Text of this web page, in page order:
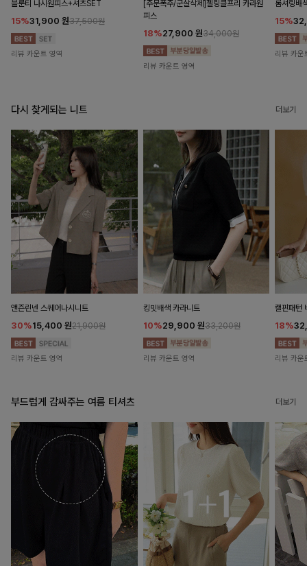
블룬티 나시원피스+셔츠SET
15%31,900 원37,500원
리뷰 카운트 영역
[주문폭주/군살삭제]젤링클프리 카라원
피스
18%27,900 원34,000원
리뷰 카운트 영역
롬셔링배
15%
리뷰 카운
다시 찾게되는 니트 더보기
앤즌린넨 스퀘어나시니트
30%15,400 원21,900원
리뷰 카운트 영역
킹밋배색 카라니트
10%29,900 원33,200원
리뷰 카운트 영역
캘핀패턴
18%
리뷰 카운
부드럽게 감싸주는 여름 티셔츠 더보기